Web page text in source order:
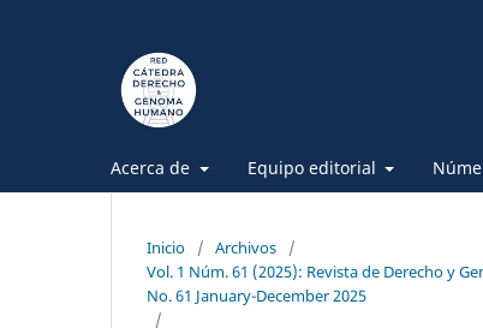
Acerca de Equipo editorial
Inicio / Archivos
/
Vol. 1 Núm. 61 (2025): Revista de Derecho y
No. 61 January-December 2025
/